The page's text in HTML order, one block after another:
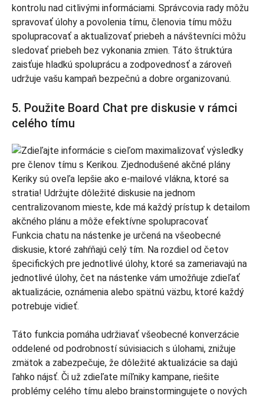
kontrolu nad citlivými informáciami. Správcovia rady môžu
spravovať úlohy a povolenia tímu, členovia tímu môžu
spolupracovať a aktualizovať priebeh a návštevníci môžu
sledovať priebeh bez vykonania zmien. Táto štruktúra
zaisťuje hladkú spoluprácu a zodpovednosť a zároveň
udržuje vašu kampaň bezpečnú a dobre organizovanú.
5. Použite Board Chat pre diskusie v rámci
celého tímu
Funkcia chatu na nástenke je určená na všeobecné
diskusie, ktoré zahŕňajú celý tím. Na rozdiel od četov
špecifických pre jednotlivé úlohy, ktoré sa zameriavajú na
jednotlivé úlohy, čet na nástenke vám umožňuje zdieľať
aktualizácie, oznámenia alebo spätnú väzbu, ktoré každý
potrebuje vidieť.
Táto funkcia pomáha udržiavať všeobecné konverzácie
oddelené od podrobností súvisiacich s úlohami, znižuje
zmätok a zabezpečuje, že dôležité aktualizácie sa dajú
ľahko nájsť. Či už zdieľate míľniky kampane, riešite
problémy celého tímu alebo brainstormingujete o nových